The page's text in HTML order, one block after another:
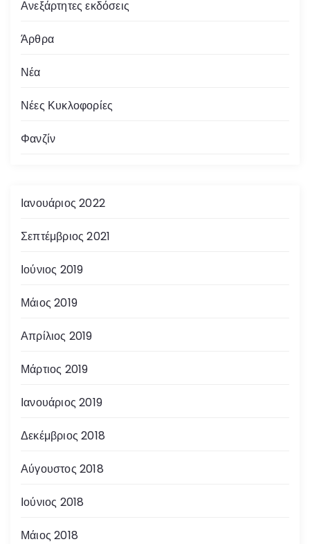
Ανεξάρτητες εκδόσεις
Άρθρα
Νέα
Νέες Κυκλοφορίες
Φανζίν
Ιανουάριος 2022
Σεπτέμβριος 2021
Ιούνιος 2019
Μάιος 2019
Απρίλιος 2019
Μάρτιος 2019
Ιανουάριος 2019
Δεκέμβριος 2018
Αύγουστος 2018
Ιούνιος 2018
Μάιος 2018